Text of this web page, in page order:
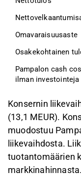
Omavaraisuusaste
Osakekohtainen
Pampalon cash
ilman investointeja
Konsernin
(13,1 MEUR).
muodostuu
liikevaihdosta.
tuotantomäärien